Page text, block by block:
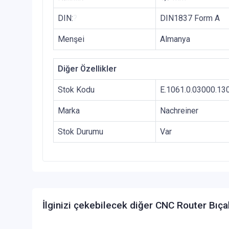
DIN: DIN1837 Form A
Menşei Almanya
Diğer Özellikler
Stok Kodu
Marka Nachreiner
Stok Durumu Var
İlginizi çekebilecek diğer CNC Router